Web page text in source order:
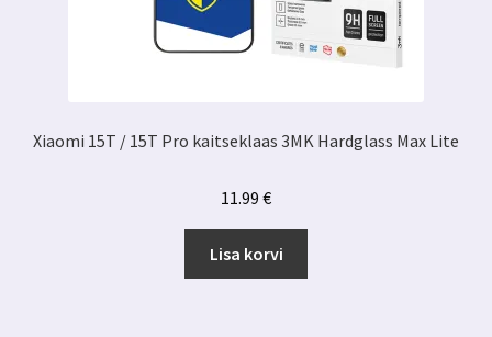
Xiaomi 15T / 15T Pro kaitseklaas 3MK Hardglass Max Lite
11.99 €
Lisa korvi